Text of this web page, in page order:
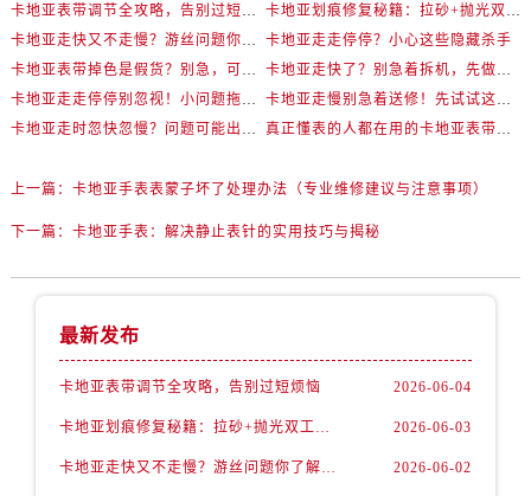
卡地亚表带调节全攻略，告别过短烦恼
卡地亚划痕修复秘籍：拉砂+抛光双工艺还原如新
卡地亚走快又不走慢？游丝问题你了解多少？
卡地亚走走停停？小心这些隐藏杀手
卡地亚表带掉色是假货？别急，可能是这些日常习惯惹的祸
卡地亚走快了？别急着拆机，先做这一步
卡地亚走走停停别忽视！小问题拖成大修很烧钱
卡地亚走慢别急着送修！先试试这些方法
卡地亚走时忽快忽慢？问题可能出在你睡觉时！
真正懂表的人都在用的卡地亚表带调节技巧
上一篇： 卡地亚手表表蒙子坏了处理办法（专业维修建议与注意事项）
下一篇： 卡地亚手表：解决静止表针的实用技巧与揭秘
最新发布
卡地亚表带调节全攻略，告别过短烦恼 2026-06-04
卡地亚划痕修复秘籍：拉砂+抛光双工艺还原如新 2026-06-03
卡地亚走快又不走慢？游丝问题你了解多少？ 2026-06-02